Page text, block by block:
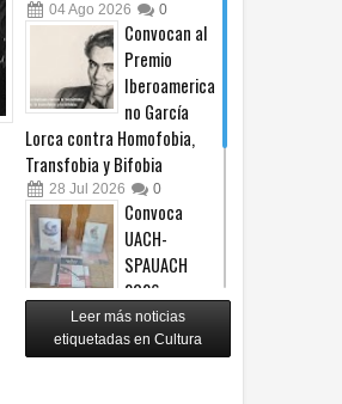
04Ago 2026 0
Convocan al
Premio
Iberoamerica
no García
Lorca contra Homofobia,
Transfobia y Bifobia
28 Jul 2026 0
Convoca
UACH-
SPAUACH
2026 a
publicar textos académicos
28 Jul 2026 0
Copian
Leer más noticias
etiquetadas en Cultura